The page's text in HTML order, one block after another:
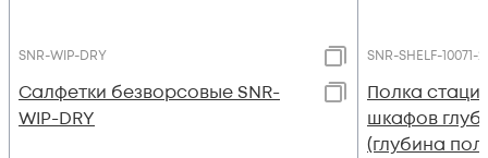
SNR-WIP-DRY
Салфетки безворсовые SNR-
WIP-DRY
SNR-SHELF-10071-
Полка
шкафов
(глубина